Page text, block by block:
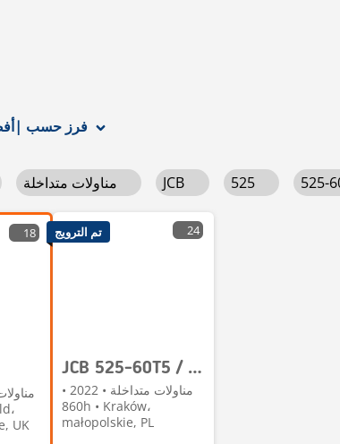
فرز حسب |
JCB 525 525-
18
UK
24
JCB 525-60T5 / 2022 / 860 MTH! / 2.5 T / Reach 6 m / j
مناولات متداخلة • 2022 •
860h • Kraków،
małopolskie, PL
تم الترويج